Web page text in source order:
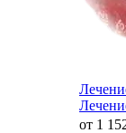
от 1